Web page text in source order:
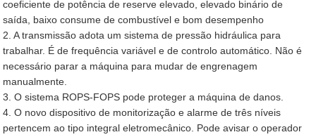
coeficiente de potência de reserve elevado, elevado binário de
saída, baixo consume de combustível e bom desempenho
2. A transmissão adota um sistema de pressão hidráulica para
trabalhar. É de frequência variável e de controlo automático. Não é
necessário parar a máquina para mudar de engrenagem
manualmente.
3. O sistema ROPS-FOPS pode proteger a máquina de danos.
4. O novo dispositivo de monitorização e alarme de três níveis
pertencem ao tipo integral eletromecânico. Pode avisar o operador